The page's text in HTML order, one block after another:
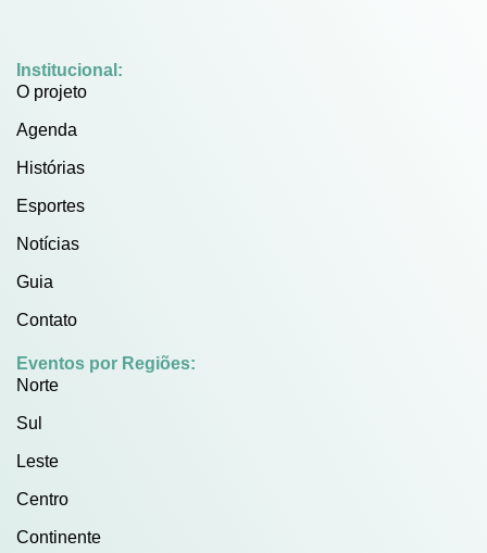
Institucional:
O projeto
Agenda
Histórias
Esportes
Notícias
Guia
Contato
Eventos por Regiões:
Norte
Sul
Leste
Centro
Continente